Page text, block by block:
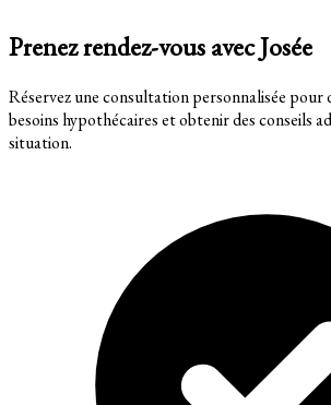
Prenez rendez-vous avec Josée
Réservez une consultation personnalisée pour
besoins hypothécaires et obtenir des conseils
situation.